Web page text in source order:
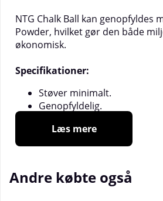
NTG Chalk Ball kan genopfyldes
Powder, hvilket gør den både
økonomisk.
Specifikationer:
Støver minimalt.
Genopfyldelig.
Ingredienser: 100%
Indeholder 75 g.
Læs mere
Andre købte også